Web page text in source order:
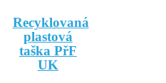
Recyklovaná
plastová
taška PřF
UK